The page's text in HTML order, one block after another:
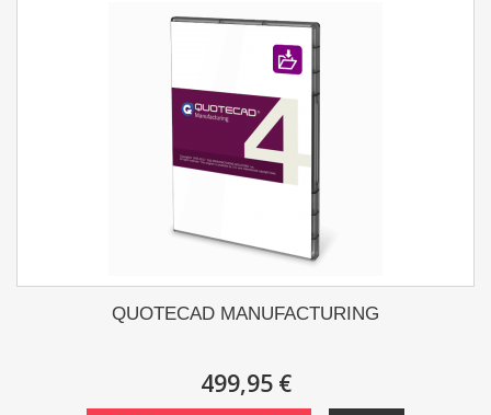
QUOTECAD MANUFACTURING
499,95 €